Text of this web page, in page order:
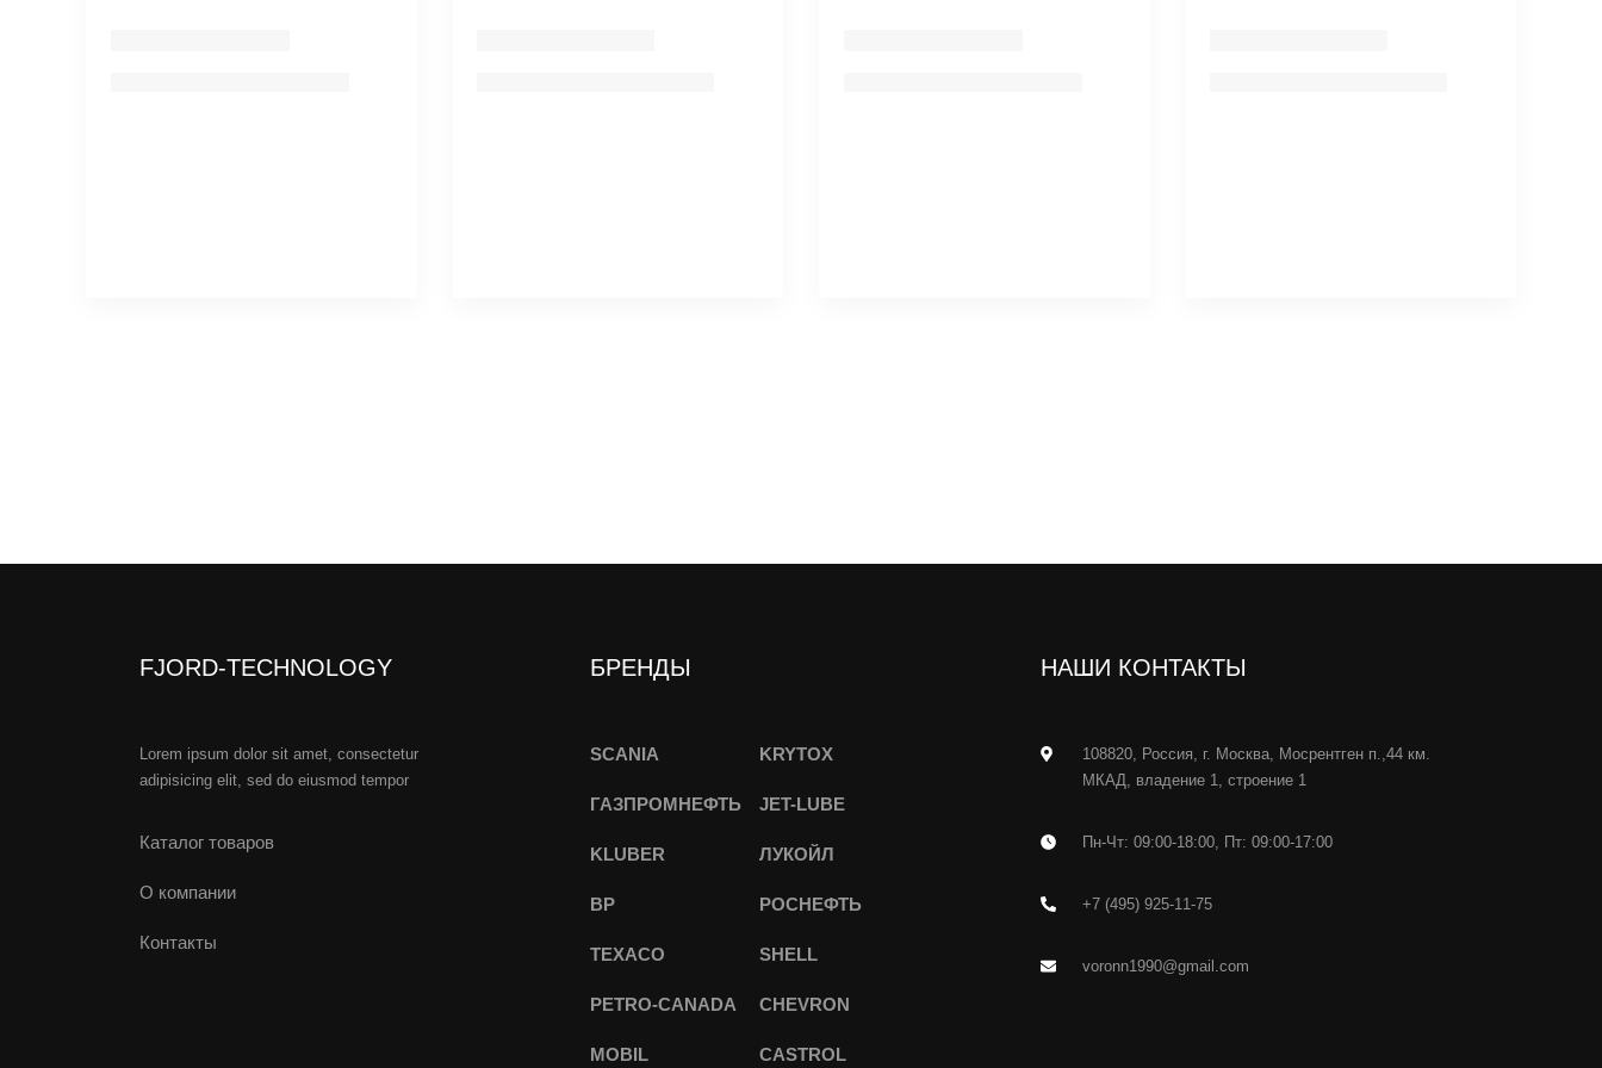
FJORD-TECHNOLOGY
Lorem ipsum dolor sit amet, consectetur
adipisicing elit, sed do eiusmod tempor
Каталог товаров
О компании
Контакты
БРЕНДЫ
SCANIA KRYTOX
ГАЗПРОМНЕФТЬ JET-LUBE
KLUBER ЛУКОЙЛ
BP РОСНЕФТЬ
TEXACO SHELL
PETRO-CANADA CHEVRON
MOBIL CASTROL
НАШИ КОНТАКТЫ
108820, Россия, г. Москва, Мосрентген п.,44 км.
МКАД, владение 1, строение 1
Пн-Чт: 09:00-18:00, Пт: 09:00-17:00
+7 (495) 925-11-75
voronn1990@gmail.com